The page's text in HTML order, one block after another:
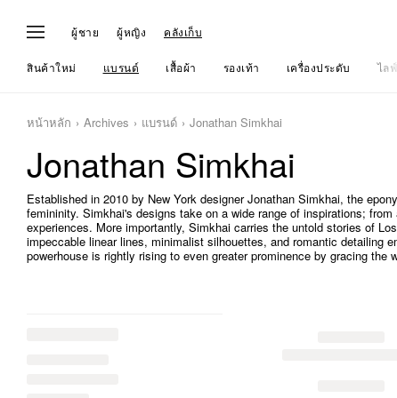
ผู้ชาย ผู้หญิง คลังเก็บ
สินค้าใหม่ แบรนด์ เสื้อผ้า รองเท้า เครื่องประดับ ไลฟ์
หน้าหลัก Archives แบรนด์ Jonathan Simkhai
Jonathan Simkhai
Established in 2010 by New York designer Jonathan Simkhai, the
femininity. Simkhai's designs take on a wide range of inspirations;
experiences. More importantly, Simkhai carries the untold stories of
impeccable linear lines, minimalist silhouettes, and romantic detailing
powerhouse is rightly rising to even greater prominence by gracing the